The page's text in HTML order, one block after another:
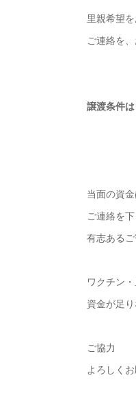
里親希望
ご連絡を
譲渡条件
当面の資
ご連絡を
有志ある
ワクチン
資金が足
ご協力
よろしく